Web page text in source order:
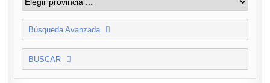
Búsqueda Avanzada
BUSCAR